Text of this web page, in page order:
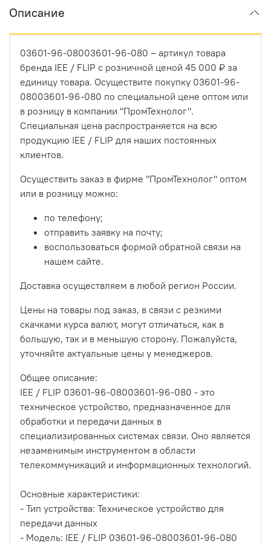
Описание
03601-96-08003601-96-080 – артикул товара
бренда IEE / FLIP с розничной ценой 45 000 ₽ за
единицу товара. Осуществите покупку 03601-96-
08003601-96-080 по специальной цене оптом или
в розницу в компании "ПромТехнолог".
Специальная цена распространяется на всю
продукцию IEE / FLIP для наших постоянных
клиентов.
Осуществить заказ в фирме "ПромТехнолог" оптом
или в розницу можно:
по телефону;
отправить заявку на почту;
воспользоваться формой обратной связи на
нашем сайте.
Доставка осуществляем в любой регион России.
Цены на товары под заказ, в связи с резкими
скачками курса валют, могут отличаться, как в
большую, так и в меньшую сторону. Пожалуйста,
уточняйте актуальные цены у менеджеров.
Общее описание:
IEE / FLIP 03601-96-08003601-96-080 - это
техническое устройство, предназначенное для
обработки и передачи данных в
специализированных системах связи. Оно является
незаменимым инструментом в области
телекоммуникаций и информационных технологий.
Основные характеристики:
- Тип устройства: Техническое устройство для
передачи данных
- Модель: IEE / FLIP 03601-96-08003601-96-080